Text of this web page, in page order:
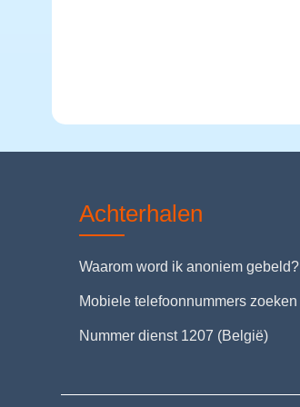
Achterhalen
Waarom word ik anoniem gebeld?
Mobiele telefoonnummers zoeken
Nummer dienst 1207 (België)